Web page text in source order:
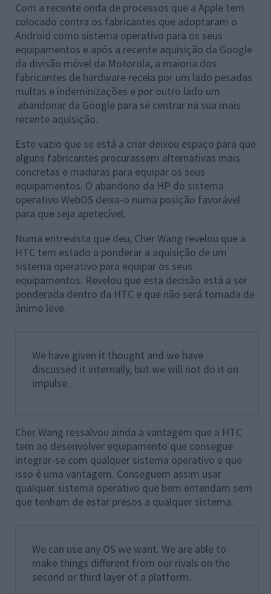
Com a recente onda de processos que a Apple tem
colocado contra os fabricantes que adoptaram o
Android como sistema operativo para os seus
equipamentos e após a recente aquisição da Google
da divisão móvel da Motorola, a maioria dos
fabricantes de hardware receia por um lado pesadas
multas e indeminizações e por outro lado um
abandonar da Google para se centrar na sua mais
recente aquisição.
Este vazio que se está a criar deixou espaço para que
alguns fabricantes procurassem alternativas mais
concretas e maduras para equipar os seus
equipamentos. O abandono da HP do sistema
operativo WebOS deixa-o numa posição favorável
para que seja apetecível.
Numa entrevista que deu, Cher Wang revelou que a
HTC tem estado a ponderar a aquisição de um
sistema operativo para equipar os seus
equipamentos. Revelou que esta decisão está a ser
ponderada dentro da HTC e que não será tomada de
ânimo leve.
We have given it thought and we have
discussed it internally, but we will not do it on
impulse.
Cher Wang ressalvou ainda a vantagem que a HTC
tem ao desenvolver equipamento que consegue
integrar-se com qualquer sistema operativo e que
isso é uma vantagem. Conseguem assim usar
qualquer sistema operativo que bem entendam sem
que tenham de estar presos a qualquer sistema.
We can use any OS we want. We are able to
make things different from our rivals on the
second or third layer of a platform.